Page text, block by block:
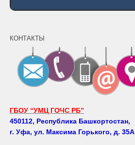
КОНТАКТЫ
ГБОУ “УМЦ ГОЧС РБ”
450112, Республика Башкортостан,
г. Уфа, ул. Максима Горького, д. 35А